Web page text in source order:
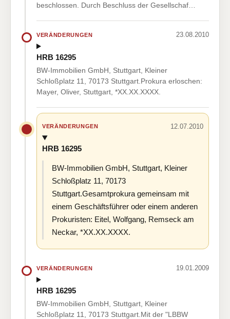
beschlossen. Durch Beschluss der Gesellschaf…
VERÄNDERUNGEN 23.08.2010
HRB 16295
BW-Immobilien GmbH, Stuttgart, Kleiner
Schloßplatz 11, 70173 Stuttgart.Prokura erloschen:
Mayer, Oliver, Stuttgart, *XX.XX.XXXX.
VERÄNDERUNGEN 12.07.2010
HRB 16295
BW-Immobilien GmbH, Stuttgart, Kleiner
Schloßplatz 11, 70173
Stuttgart.Gesamtprokura gemeinsam mit
einem Geschäftsführer oder einem anderen
Prokuristen: Eitel, Wolfgang, Remseck am
Neckar, *XX.XX.XXXX.
VERÄNDERUNGEN 19.01.2009
HRB 16295
BW-Immobilien GmbH, Stuttgart, Kleiner
Schloßplatz 11, 70173 Stuttgart.Mit der "LBBW